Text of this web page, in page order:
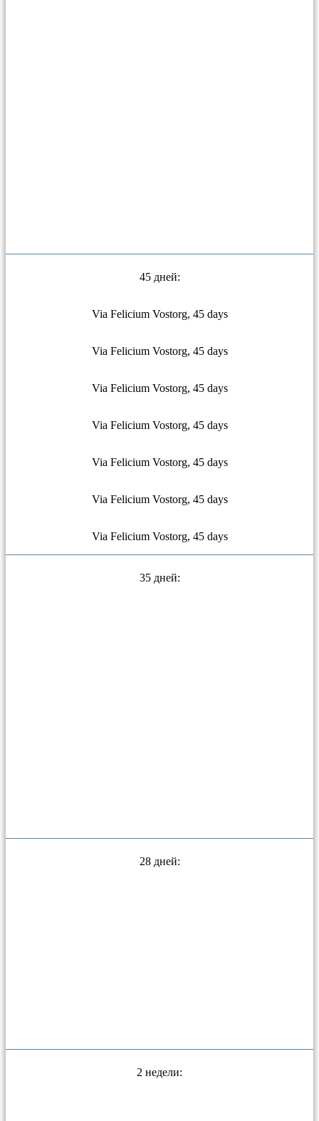
45 дней:
Via Felicium Vostorg, 45 days
Via Felicium Vostorg, 45 days
Via Felicium Vostorg, 45 days
Via Felicium Vostorg, 45 days
Via Felicium Vostorg, 45 days
Via Felicium Vostorg, 45 days
Via Felicium Vostorg, 45 days
35 дней:
28 дней:
2 недели: